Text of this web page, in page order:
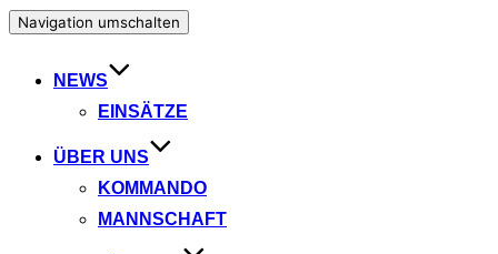
Navigation umschalten
NEWS
EINSÄTZE
ÜBER UNS
KOMMANDO
MANNSCHAFT